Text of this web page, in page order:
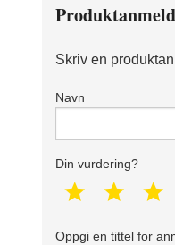
Skriv en
Navn
Din vurdering?
1 star 2 star
Oppgi en tittel for